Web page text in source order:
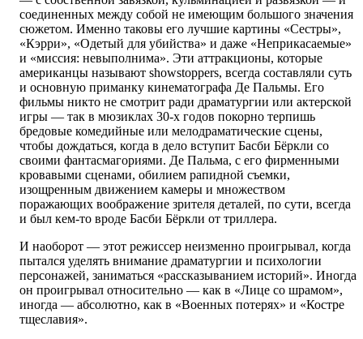
соединенных между собой не имеющим большого значения
сюжетом. Именно таковы его лучшие картины «Сестры»,
«Кэрри», «Одетый для убийства» и даже «Неприкасаемые»
и «миссия: невыполнима». Эти аттракционы, которые
американцы называют showstoppers, всегда составляли суть
и основную приманку кинематографа Де Пальмы. Его
фильмы никто не смотрит ради драматургии или актерской
игры — так в мюзиклах 30-х годов покорно терпишь
бредовые комедийные или мелодраматические сцены,
чтобы дождаться, когда в дело вступит Басби Бёркли со
своими фантасмагориями. Де Пальма, с его фирменными
кровавыми сценами, обилием рапидной съемки,
изощренным движением камеры и множеством
поражающих воображение зрителя деталей, по сути, всегда
и был кем-то вроде Басби Бёркли от триллера.
И наоборот — этот режиссер неизменно проигрывал, когда
пытался уделять внимание драматургии и психологии
персонажей, заниматься «рассказыванием историй». Иногда
он проигрывал относительно — как в «Лице со шрамом»,
иногда — абсолютно, как в «Военных потерях» и «Костре
тщеславия».